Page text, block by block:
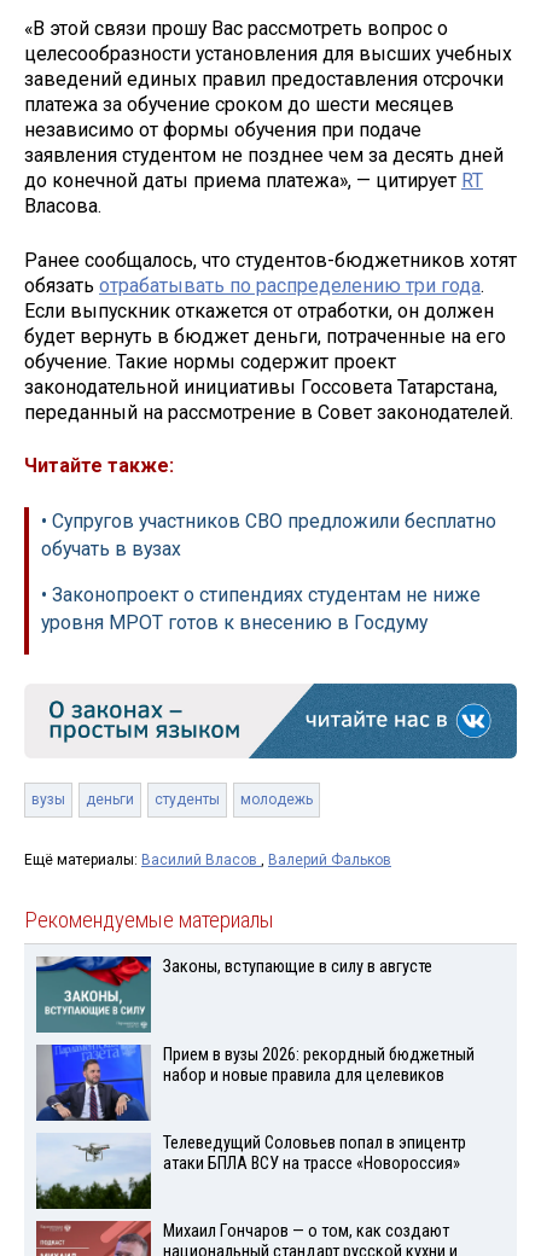
«В этой связи прошу Вас рассмотреть вопрос о
целесообразности установления для высших учебных
заведений единых правил предоставления отсрочки
платежа за обучение сроком до шести месяцев
независимо от формы обучения при подаче
заявления студентом не позднее чем за десять дней
до конечной даты приема платежа», — цитирует RT
Власова.
Ранее сообщалось, что студентов-бюджетников хотят
обязать отрабатывать по распределению три года.
Если выпускник откажется от отработки, он должен
будет вернуть в бюджет деньги, потраченные на его
обучение. Такие нормы содержит проект
законодательной инициативы Госсовета Татарстана,
переданный на рассмотрение в Совет законодателей.
Читайте также:
• Супругов участников СВО предложили бесплатно
обучать в вузах
• Законопроект о стипендиях студентам не ниже
уровня МРОТ готов к внесению в Госдуму
вузы деньги студенты молодежь
Ещё материалы: Василий Власов , Валерий Фальков
Рекомендуемые материалы
Законы, вступающие в силу в августе
Прием в вузы 2026: рекордный бюджетный
набор и новые правила для целевиков
Телеведущий Соловьев попал в эпицентр
атаки БПЛА ВСУ на трассе «Новороссия»
Михаил Гончаров — о том, как создают
национальный стандарт русской кухни и